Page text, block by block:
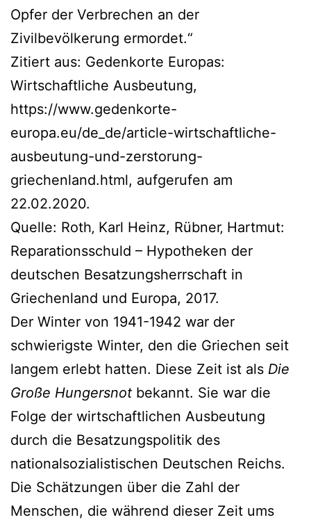
Opfer der Verbrechen an der
Zivilbevölkerung ermordet.“
Zitiert aus: Gedenkorte Europas:
Wirtschaftliche Ausbeutung,
https://www.gedenkorte-
europa.eu/de_de/article-wirtschaftliche-
ausbeutung-und-zerstorung-
griechenland.html, aufgerufen am
22.02.2020.
Quelle: Roth‚ Karl Heinz, Rübner‚ Hartmut:
Reparationsschuld – Hypotheken der
deutschen Besatzungsherrschaft in
Griechenland und Europa, 2017.
Der Winter von 1941-1942 war der
schwierigste Winter, den die Griechen seit
langem erlebt hatten. Diese Zeit ist als Die
Große Hungersnot bekannt. Sie war die
Folge der wirtschaftlichen Ausbeutung
durch die Besatzungspolitik des
nationalsozialistischen Deutschen Reichs.
Die Schätzungen über die Zahl der
Menschen, die während dieser Zeit ums